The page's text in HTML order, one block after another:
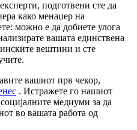
подготвени сте да
како менаџер на
можно е да добиете улога
вашата единствена
вештини и сте
вашиот прв чекор,
. Истражете го нашиот
медиуми за да
во вашата работа од